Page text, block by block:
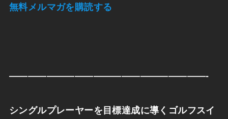
無料メルマガを購読する
—————————————————————-
シングルプレーヤーを目標達成に導くゴルフスイ